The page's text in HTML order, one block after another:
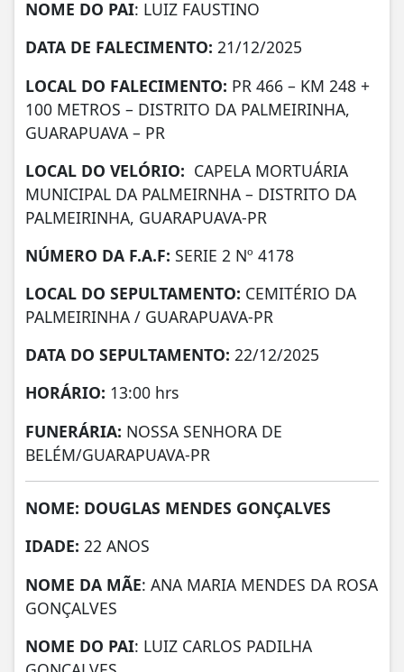
NOME DO PAI: LUIZ FAUSTINO
DATA DE FALECIMENTO: 21/12/2025
LOCAL DO FALECIMENTO: PR 466 – KM 248 +
100 METROS – DISTRITO DA PALMEIRINHA,
GUARAPUAVA – PR
LOCAL DO VELÓRIO: CAPELA MORTUÁRIA
MUNICIPAL DA PALMEIRNHA – DISTRITO DA
PALMEIRINHA, GUARAPUAVA-PR
NÚMERO DA F.A.F: SERIE 2 Nº 4178
LOCAL DO SEPULTAMENTO: CEMITÉRIO DA
PALMEIRINHA / GUARAPUAVA-PR
DATA DO SEPULTAMENTO: 22/12/2025
HORÁRIO: 13:00 hrs
FUNERÁRIA: NOSSA SENHORA DE
BELÉM/GUARAPUAVA-PR
NOME: DOUGLAS MENDES GONÇALVES
IDADE: 22 ANOS
NOME DA MÃE: ANA MARIA MENDES DA ROSA
GONÇALVES
NOME DO PAI: LUIZ CARLOS PADILHA